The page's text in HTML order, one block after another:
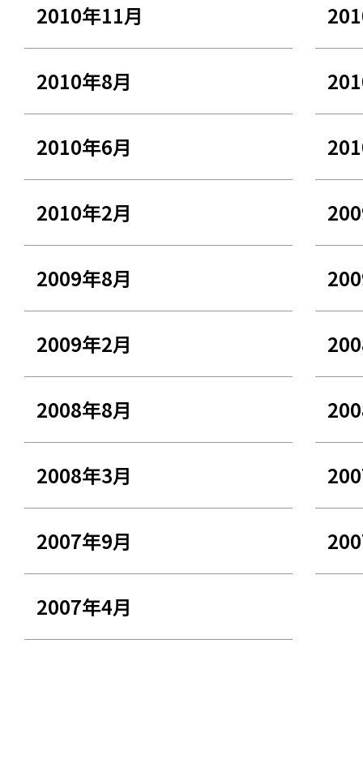
2010年11月
2010年8月
2010年6月
2010年2月
2009年8月
2009年2月
2008年8月
2008年3月
2007年9月
2007年4月